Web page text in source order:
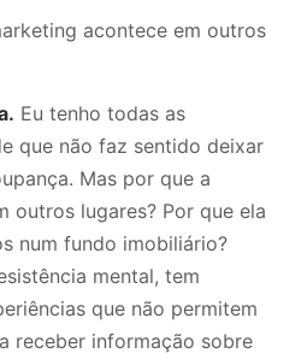
acontece em outros
Eu tenho todas as
que não faz sentido deixar
Mas por que a
outros lugares? Por que ela
num fundo imobiliário?
mental, tem
que não permitem
receber informação sobre